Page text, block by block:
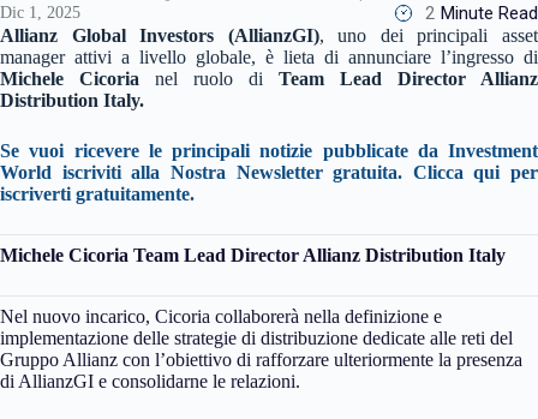
Dic 1, 2025 2 Minute Read
Allianz Global Investors (AllianzGI), uno dei principali asset
manager attivi a livello globale, è lieta di annunciare l’ingresso di
Michele Cicoria nel ruolo di Team Lead Director Allianz
Distribution Italy.
Se vuoi ricevere le principali notizie pubblicate da Investment
World iscriviti alla Nostra Newsletter gratuita. Clicca qui per
iscriverti gratuitamente.
Michele Cicoria Team Lead Director Allianz Distribution Italy
Nel nuovo incarico, Cicoria collaborerà nella definizione e
implementazione delle strategie di distribuzione dedicate alle reti del
Gruppo Allianz con l’obiettivo di rafforzare ulteriormente la presenza
di AllianzGI e consolidarne le relazioni.